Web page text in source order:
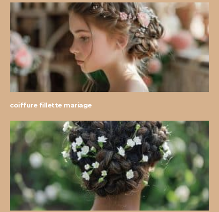
coiffure fillette mariage